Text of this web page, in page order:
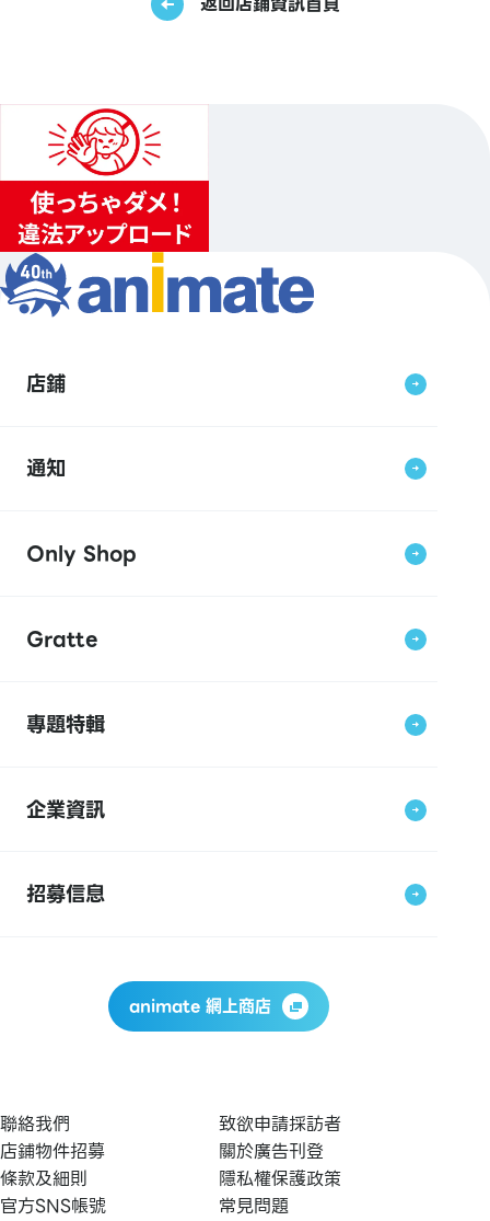
店鋪
通知
Only Shop
Gratte
專題特輯
企業資訊
招募信息
animate 網上商店
聯絡我們
致欲申請採訪者
店鋪物件招募
關於廣告刊登
條款及細則
隱私權保護政策
官方SNS帳號
常見問題